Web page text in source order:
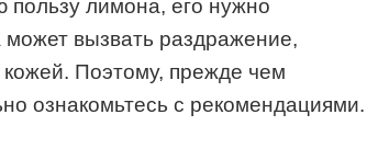
пользу лимона, его нужно
может вызвать раздражение,
Поэтому, прежде чем
ознакомьтесь с рекомендациями.